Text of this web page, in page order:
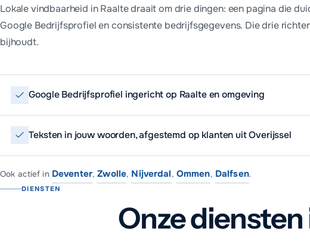
Lokale vindbaarheid in Raalte draait om drie dingen: een pagina die
Google Bedrijfsprofiel en consistente bedrijfsgegevens. Die drie
bijhoudt.
Google Bedrijfsprofiel ingericht op Raalte en omgeving
Teksten in jouw woorden, afgestemd op klanten uit Overijssel
Ook actief in Deventer,Zwolle, Nijverdal, Ommen, Dalfsen.
DIENSTEN
Onze diensten